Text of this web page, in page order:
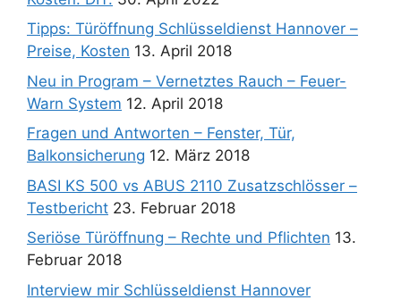
Tipps: Türöffnung Schlüsseldienst Hannover –
Preise, Kosten 13. April 2018
Neu in Program – Vernetztes Rauch – Feuer-
Warn System 12. April 2018
Fragen und Antworten – Fenster, Tür,
Balkonsicherung 12. März 2018
BASI KS 500 vs ABUS 2110 Zusatzschlösser –
Testbericht 23. Februar 2018
Seriöse Türöffnung – Rechte und Pflichten 13.
Februar 2018
Interview mir Schlüsseldienst Hannover